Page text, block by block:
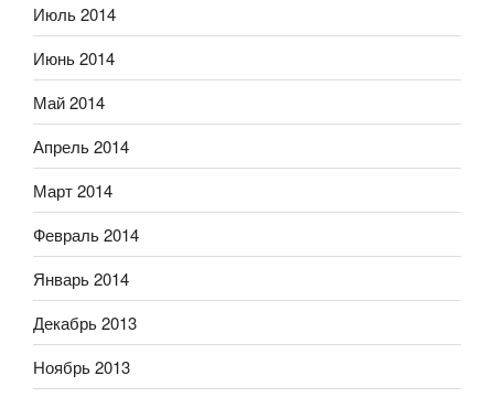
Июль 2014
Июнь 2014
Май 2014
Апрель 2014
Март 2014
Февраль 2014
Январь 2014
Декабрь 2013
Ноябрь 2013